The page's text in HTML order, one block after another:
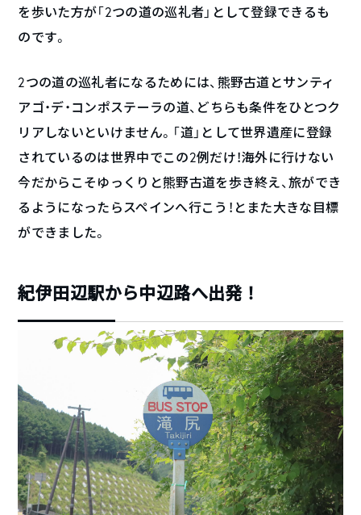
を歩いた方が「2つの道の巡礼者」として登録できるも
のです。
2つの道の巡礼者になるためには、熊野古道とサンティ
アゴ・デ・コンポステーラの道、どちらも条件をひとつク
リアしないといけません。「道」として世界遺産に登録
されているのは世界中でこの2例だけ！海外に行けない
今だからこそゆっくりと熊野古道を歩き終え、旅ができ
るようになったらスペインへ行こう！とまた大きな目標
ができました。
紀伊田辺駅から中辺路へ出発！